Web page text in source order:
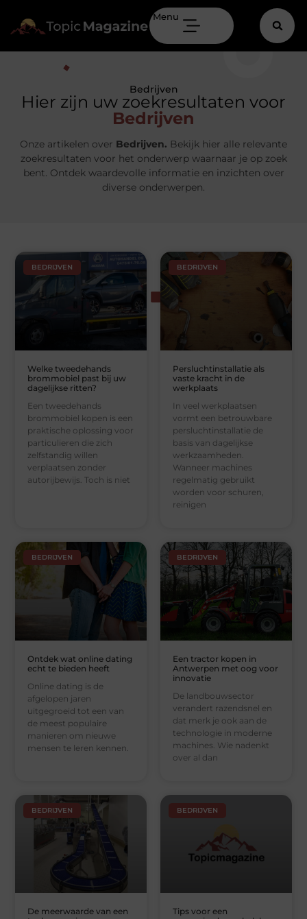
Menu
Bedrijven
Hier zijn uw zoekresultaten voor
Bedrijven
Onze artikelen over Bedrijven. Bekijk hier alle relevante
zoekresultaten voor het onderwerp waarnaar je op zoek
bent. Ontdek waardevolle informatie en inzichten over
diverse onderwerpen.
BEDRIJVEN
Welke tweedehands
brommobiel past bij uw
dagelijkse ritten?
Een tweedehands
brommobiel kopen is een
praktische oplossing voor
particulieren die zich
zelfstandig willen
verplaatsen zonder
autorijbewijs. Toch is niet
BEDRIJVEN
Persluchtinstallatie als
vaste kracht in de
werkplaats
In veel werkplaatsen
vormt een betrouwbare
persluchtinstallatie de
basis van dagelijkse
werkzaamheden.
Wanneer machines
regelmatig gebruikt
worden voor schuren,
reinigen
BEDRIJVEN
Ontdek wat online dating
echt te bieden heeft
Online dating is de
afgelopen jaren
uitgegroeid tot een van
de meest populaire
manieren om nieuwe
mensen te leren kennen.
BEDRIJVEN
Een tractor kopen in
Antwerpen met oog voor
innovatie
De landbouwsector
verandert razendsnel en
dat merk je ook aan de
technologie in moderne
machines. Wie nadenkt
over al dan
BEDRIJVEN
De meerwaarde van een
BEDRIJVEN
Tips voor een